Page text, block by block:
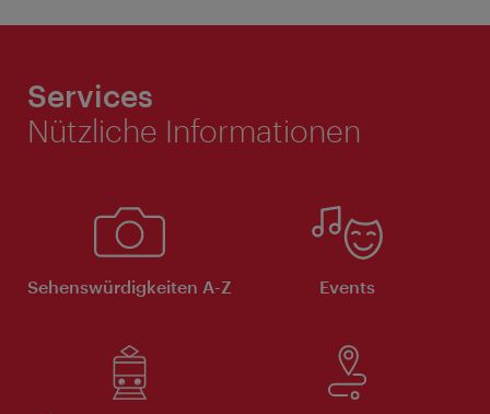
Services
Nützliche Informationen
Sehenswürdigkeiten A-Z Events